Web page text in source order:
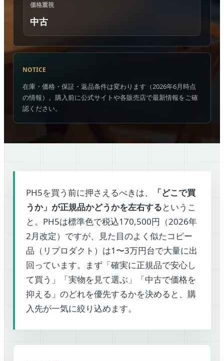
価格重視
中古
NOTICE
在庫・価格・保証・返品条件は変わります（2026年6月時点
の情報）。購入前に公式サイトや各販売店で最新情報をご確
認ください。
PH5を買う前に押さえるべきは、
「どこで買
うか」が正規品かどうかを左右するというこ
と。PH5は標準色で税込170,500円（2026年
2月改定）ですが、見た目のよく似たコピー
品（リプロダクト）は1〜3万円台で大量に出
回っています。まず「確実に正規品で安心し
て買う」「実物を見て選ぶ」「中古で価格を
抑える」のどれを優先するかを決めると、購
入先が一気に絞り込めます。